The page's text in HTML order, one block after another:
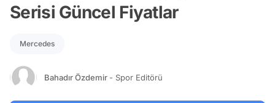
Serisi Güncel Fiyatlar
Mercedes
Bahadır Özdemir - Spor Editörü